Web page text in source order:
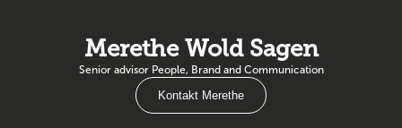
Merethe Wold Sagen
Senior advisor People, Brand and Communication
Kontakt Merethe